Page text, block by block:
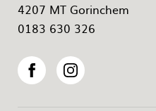
4207 MT Gorinchem
0183 630 326